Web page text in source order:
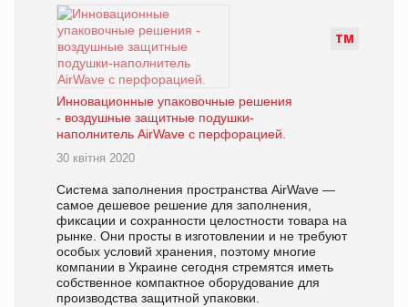
ТМ
Инновационные упаковочные решения
- воздушные защитные подушки-
наполнитель AirWave с перфорацией.
30 квітня 2020
Система заполнения пространства AirWave —
самое дешевое решение для заполнения,
фиксации и сохранности целостности товара на
рынке. Они просты в изготовлении и не требуют
особых условий хранения, поэтому многие
компании в Украине сегодня стремятся иметь
собственное компактное оборудование для
производства защитной упаковки.